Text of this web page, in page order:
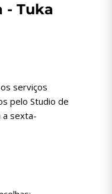
- Tuka
serviços
pelo Studio de
a sexta-